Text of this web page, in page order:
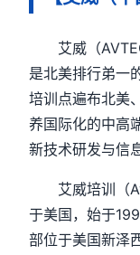
艾威（
是北美排行弟一
培训点遍布北美
养国际化的中高
新技术研发与信
艾威培训（
于美国，始于
部位于美国新泽